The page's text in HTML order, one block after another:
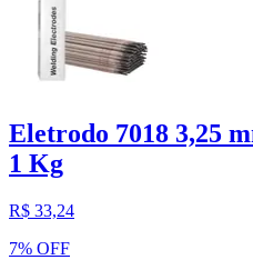
Eletrodo 7018 3,25
1 Kg
R$ 33,24
7% OFF